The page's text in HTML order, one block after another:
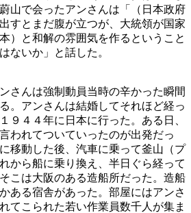
山で会ったアンさんは「（日本政府
すとまだ腹が立つが、大統領が国家
）と和解の雰囲気を作るということ
ないか」と話した。
さんは強制動員当時の辛かった瞬間
。アンさんは結婚してそれほど経っ
９４４年に日本に行った。ある日、
われてついていったのが出発だっ
移動した後、汽車に乗って釜山（プ
から船に乗り換え、半日ぐら経って
こは大阪のある造船所だった。造船
ある宿舎があった。部屋にはアンさ
てこられた若い作業員数千人が集ま